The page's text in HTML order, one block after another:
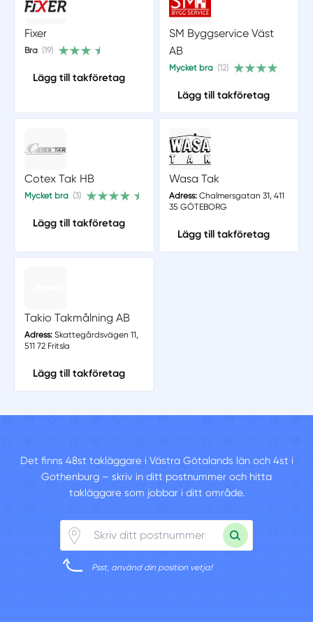
Fixer
Bra (19)
Lägg till takföretag
SM Byggservice Väst
AB
Mycket bra (12)
Lägg till takföretag
Cotex Tak HB
Mycket bra (3)
Lägg till takföretag
Wasa Tak
Adress:Chalmersgatan 31, 411
35 GÖTEBORG
Lägg till takföretag
Takio Takmålning AB
Adress:Skattegårdsvägen 11,
511 72 Fritsla
Lägg till takföretag
Det finns 48st takläggare i Västra Götalands län och 4st i
Gothenburg – skriv in ditt postnummer och hitta
takläggare som jobbar i ditt område.
Psst, använd din position vetja!